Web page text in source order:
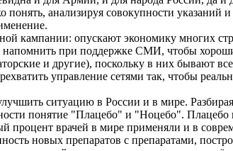
анализируя совокупности указаний
кампании: опускают экономику многих
при поддержке СМИ, чтобы
и другие), поскольку в них бывают
управление сетями так, чтобы
ситуацию в России и в мире.
понятие "Плацебо" и "Ноцебо". Плацебо
процент врачей в мире применяли и в
новых препаратов с препаратами,